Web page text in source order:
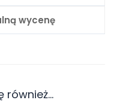
wycenę
również…